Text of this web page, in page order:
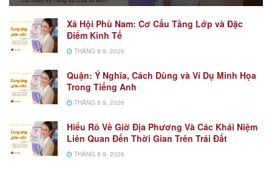
Xã Hội Phù Nam: Cơ Cấu Tầng Lớp và Đặc
Điểm Kinh Tế
THÁNG 8 9, 2026
Quận: Ý Nghĩa, Cách Dùng và Ví Dụ Minh Họa
Trong Tiếng Anh
THÁNG 8 9, 2026
Hiểu Rõ Về Giờ Địa Phương Và Các Khái Niệm
Liên Quan Đến Thời Gian Trên Trái Đất
THÁNG 8 9, 2026